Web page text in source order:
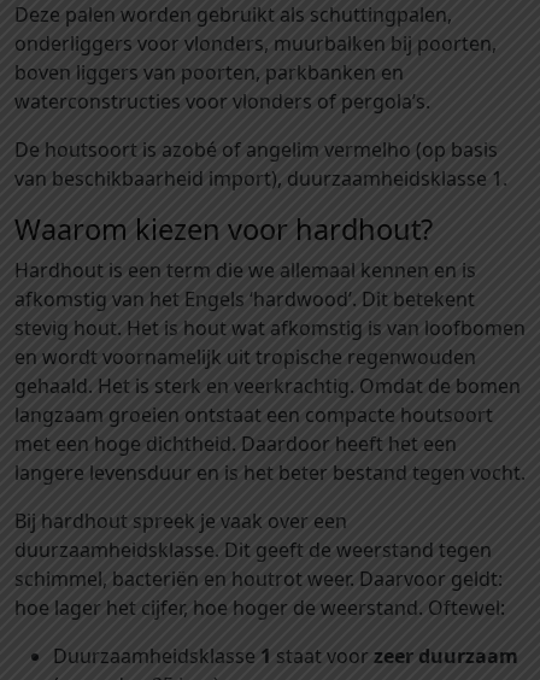
h
o
u
t
6
5
6
5
l
e
n
g
t
e
3
0
0
0
m
m
Deze palen worden gebruikt als schuttingpalen,
onderliggers voor vlonders, muurbalken bij poorten,
boven liggers van poorten, parkbanken en
waterconstructies voor vlonders of pergola’s.
De houtsoort is azobé of angelim vermelho (op basis
van beschikbaarheid import), duurzaamheidsklasse 1.
Waarom kiezen voor hardhout?
Hardhout is een term die we allemaal kennen en is
afkomstig van het Engels ‘hardwood’. Dit betekent
stevig hout. Het is hout wat afkomstig is van loofbomen
en wordt voornamelijk uit tropische regenwouden
gehaald. Het is sterk en veerkrachtig. Omdat de bomen
langzaam groeien ontstaat een compacte houtsoort
met een hoge dichtheid. Daardoor heeft het een
langere levensduur en is het beter bestand tegen vocht.
Bij hardhout spreek je vaak over een
duurzaamheidsklasse. Dit geeft de weerstand tegen
schimmel, bacteriën en houtrot weer. Daarvoor geldt:
hoe lager het cijfer, hoe hoger de weerstand. Oftewel:
Duurzaamheidsklasse 1 staat voorzeer duurzaam